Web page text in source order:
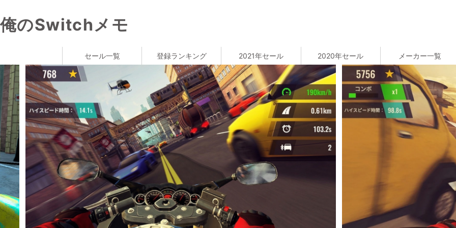
俺のSwitchメモ
セール一覧 登録ランキング 2021年セール 2020年セール メーカー一覧